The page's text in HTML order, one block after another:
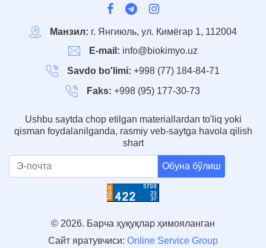
Манзил: г. Янгиюль, ул. Кимёгар 1, 112004
E-mail: info@biokimyo.uz
Savdo bo'limi: +998 (77) 184-84-71
Faks: +998 (95) 177-30-73
Ushbu saytda chop etilgan materiallardan to'liq yoki
qisman foydalanilganda, rasmiy veb-saytga havola qilish
shart
Обуна бўлиш
© 2026. Барча ҳуқуқлар ҳимояланган
Сайт яратувчиси: Online Service Group